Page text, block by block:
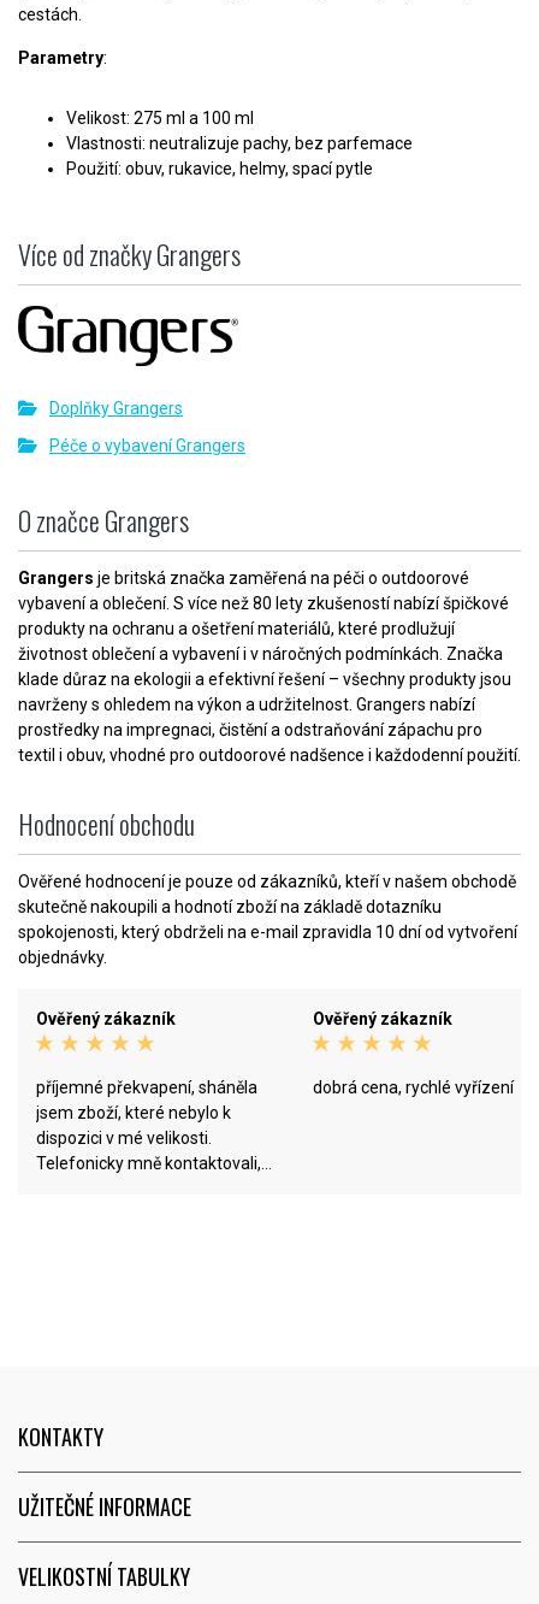
cestách.
Parametry:
Velikost: 275 ml a 100 ml
Vlastnosti: neutralizuje pachy, bez parfemace
Použití: obuv, rukavice, helmy, spací pytle
Více od značky Grangers
Doplňky Grangers
Péče o vybavení Grangers
O značce Grangers
Grangers je britská značka zaměřená na péči o outdoorové
vybavení a oblečení. S více než 80 lety zkušeností nabízí špičkové
produkty na ochranu a ošetření materiálů, které prodlužují
životnost oblečení a vybavení i v náročných podmínkách. Značka
klade důraz na ekologii a efektivní řešení – všechny produkty jsou
navrženy s ohledem na výkon a udržitelnost. Grangers nabízí
prostředky na impregnaci, čistění a odstraňování zápachu pro
textil i obuv, vhodné pro outdoorové nadšence i každodenní použití.
Hodnocení obchodu
Ověřené hodnocení je pouze od zákazníků, kteří v našem obchodě
skutečně nakoupili a hodnotí zboží na základě dotazníku
spokojenosti, který obdrželi na e-mail zpravidla 10 dní od vytvoření
objednávky.
Ověřený zákazník
příjemné překvapení, sháněla
jsem zboží, které nebylo k
dispozici v mé velikosti.
Telefonicky mně kontaktovali,
Ověřený zákazník
dobrá cena, rychlé vyřízení
KONTAKTY
UŽITEČNÉ INFORMACE
VELIKOSTNÍ TABULKY